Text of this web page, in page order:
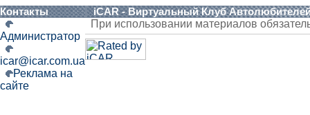
Контакты iCAR - Виртуальный Клуб
Администратор
icar@icar.com.ua
Реклама на
сайте
При использовании материалов